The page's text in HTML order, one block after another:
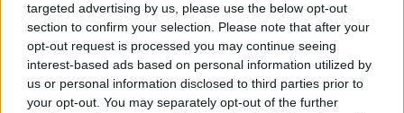
targeted advertising by us, please use the below opt-out
section to confirm your selection. Please note that after your
opt-out request is processed you may continue seeing
interest-based ads based on personal information utilized by
us or personal information disclosed to third parties prior to
your opt-out. You may separately opt-out of the further
Καθώς πρόκειται για πρόγραμμα ενεργητικών
πολιτικών απασχόλησης, οι προσλήψεις θα
πραγματοποιηθούνεκτός των διαδικασιών του
ΑΣΕΠ, προκειμένου να επιταχυνθεί η στελέχωση